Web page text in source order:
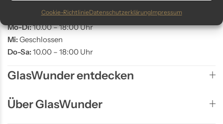
Cookie-RichtlinieDatenschutzerklärungImpressum
Öffnungszeiten:
Mo-Di:10.00 – 18:00 Uhr
Mi:Geschlossen
Do-Sa:10.00 – 18:00 Uhr
GlasWunder entdecken
Über GlasWunder